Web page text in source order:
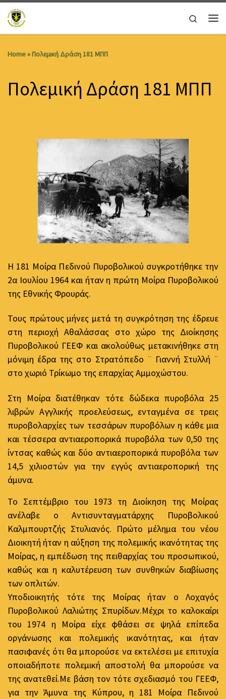
Skip to content
Search
Home»Πολεμική Δράση 181 ΜΠΠ
Πολεμική Δράση 181 ΜΠΠ
Η 181 Μοίρα Πεδινού Πυροβολικού συγκροτήθηκε την
2α Ιουλίου 1964 και ήταν η πρώτη Μοίρα Πυροβολικού
της Εθνικής Φρουράς.
Τους πρώτους μήνες μετά τη συγκρότηση της έδρευε
στη περιοχή Αθαλάσσας στο χώρο της Διοίκησης
Πυροβολικού ΓΕΕΦ και ακολούθως μετακινήθηκε στη
μόνιμη έδρα της στο Στρατόπεδο ¨ Γιαννή Στυλλή ¨
στο χωριό Τρίκωμο της επαρχίας Αμμοχώστου.
Στη Μοίρα διατέθηκαν τότε δώδεκα πυροβόλα 25
λιβρών Αγγλικής προελεύσεως, ενταγμένα σε τρεις
πυροβολαρχίες των τεσσάρων πυροβόλων η κάθε μια
και τέσσερα αντιαεροπορικά πυροβόλα των 0,50 της
ίντσας καθώς και δύο αντιαεροπορικά πυροβόλα των
14,5 χιλιοστών για την εγγύς αντιαεροπορική της
άμυνα.
Το Σεπτέμβριο του 1973 τη Διοίκηση της Μοίρας
ανέλαβε ο Αντισυνταγματάρχης Πυροβολικού
Καλμπουρτζής Στυλιανός. Πρώτο μέλημα του νέου
Διοικητή ήταν η αύξηση της πολεμικής ικανότητας της
Μοίρας, η εμπέδωση της πειθαρχίας του προσωπικού,
καθώς και η καλυτέρευση των συνθηκών διαβίωσης
των οπλιτών.
Υποδιοικητής τότε της Μοίρας ήταν ο Λοχαγός
Πυροβολικού Λαλιώτης Σπυρίδων.Μέχρι το καλοκαίρι
του 1974 η Μοίρα είχε φθάσει σε ψηλά επίπεδα
οργάνωσης και πολεμικής ικανότητας, και ήταν
πασιφανές ότι θα μπορούσε να εκτελέσει με επιτυχία
οποιαδήποτε πολεμική αποστολή θα μπορούσε να
της ανατεθεί.Με βάση τον τότε σχεδιασμό του ΓΕΕΦ,
για την Άμυνα της Κύπρου, η 181 Μοίρα Πεδινού